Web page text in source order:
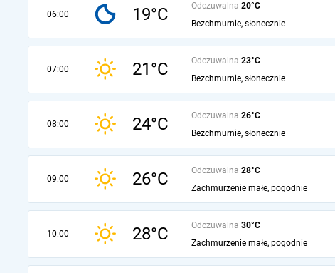
06:00 19°C Odczuwalna 20°C
Bezchmurnie, słonecznie
07:00 21°C Odczuwalna 23°C
Bezchmurnie, słonecznie
08:00 24°C Odczuwalna 26°C
Bezchmurnie, słonecznie
09:00 26°C Odczuwalna 28°C
Zachmurzenie małe, pogodnie
10:00 28°C Odczuwalna 30°C
Zachmurzenie małe, pogodnie